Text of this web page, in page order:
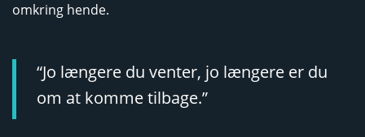
omkring hende.
“Jo længere du venter, jo længere er du
om at komme tilbage.”